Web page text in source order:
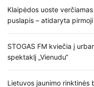
Klaipėdos uoste
puslapis – atidaryta
STOGAS FM kviečia į
spektaklį „Vienudu“
Lietuvos jaunimo